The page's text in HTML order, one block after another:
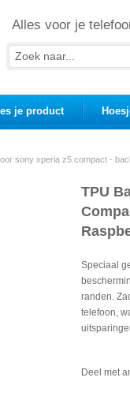
Alles voor je
je product
sony xperia z5 compact -
TPU
Speciaal
randen.
telefoon,
Deel met